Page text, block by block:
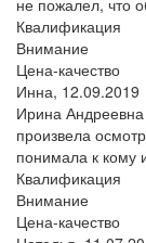
Квалификация
Внимание
Цена-качество
Инна, 12.09.2019
Ирина
произвела
понимала к кому
Квалификация
Внимание
Цена-качество